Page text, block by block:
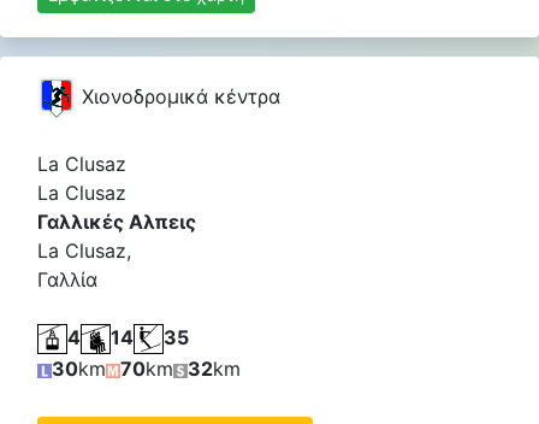
Χιονοδρομικά κέντρα
La Clusaz
La Clusaz
Γαλλικές Αλπεις
La Clusaz,
Γαλλία
4 14
35
30km 70km 32km